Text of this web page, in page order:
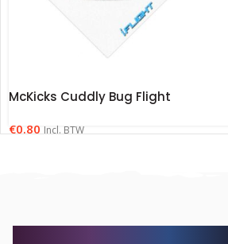
McKicks Cuddly Bug Flight
€0.80 Incl. BTW